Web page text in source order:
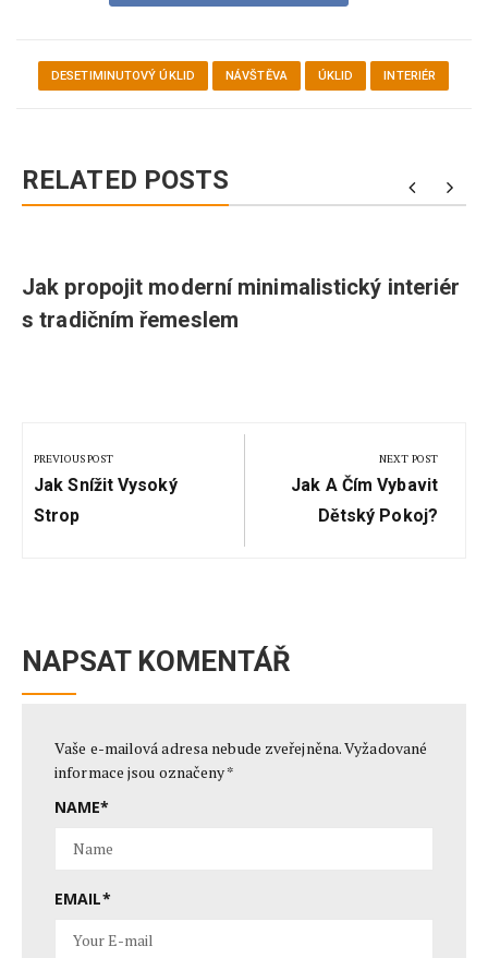
DESETIMINUTOVÝ ÚKLID NÁVŠTĚVA ÚKLID INTERIÉR
RELATED POSTS
Jak propojit moderní minimalistický interiér
s tradičním řemeslem
pro
příspěvek
PREVIOUS POST
Previous
Post:
Jak Snížit Vysoký
Strop
NEXT POST
Next
Post:
Jak A Čím Vybavit
Dětský Pokoj?
NAPSAT KOMENTÁŘ
Vaše e-mailová adresa nebude zveřejněna.Vyžadované
informace jsou označeny*
NAME*
EMAIL*